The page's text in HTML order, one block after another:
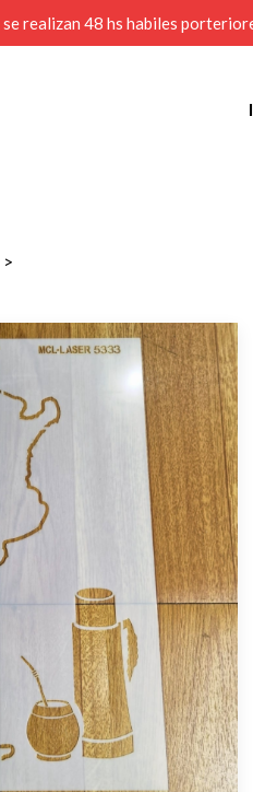
realizan 48 hs habiles